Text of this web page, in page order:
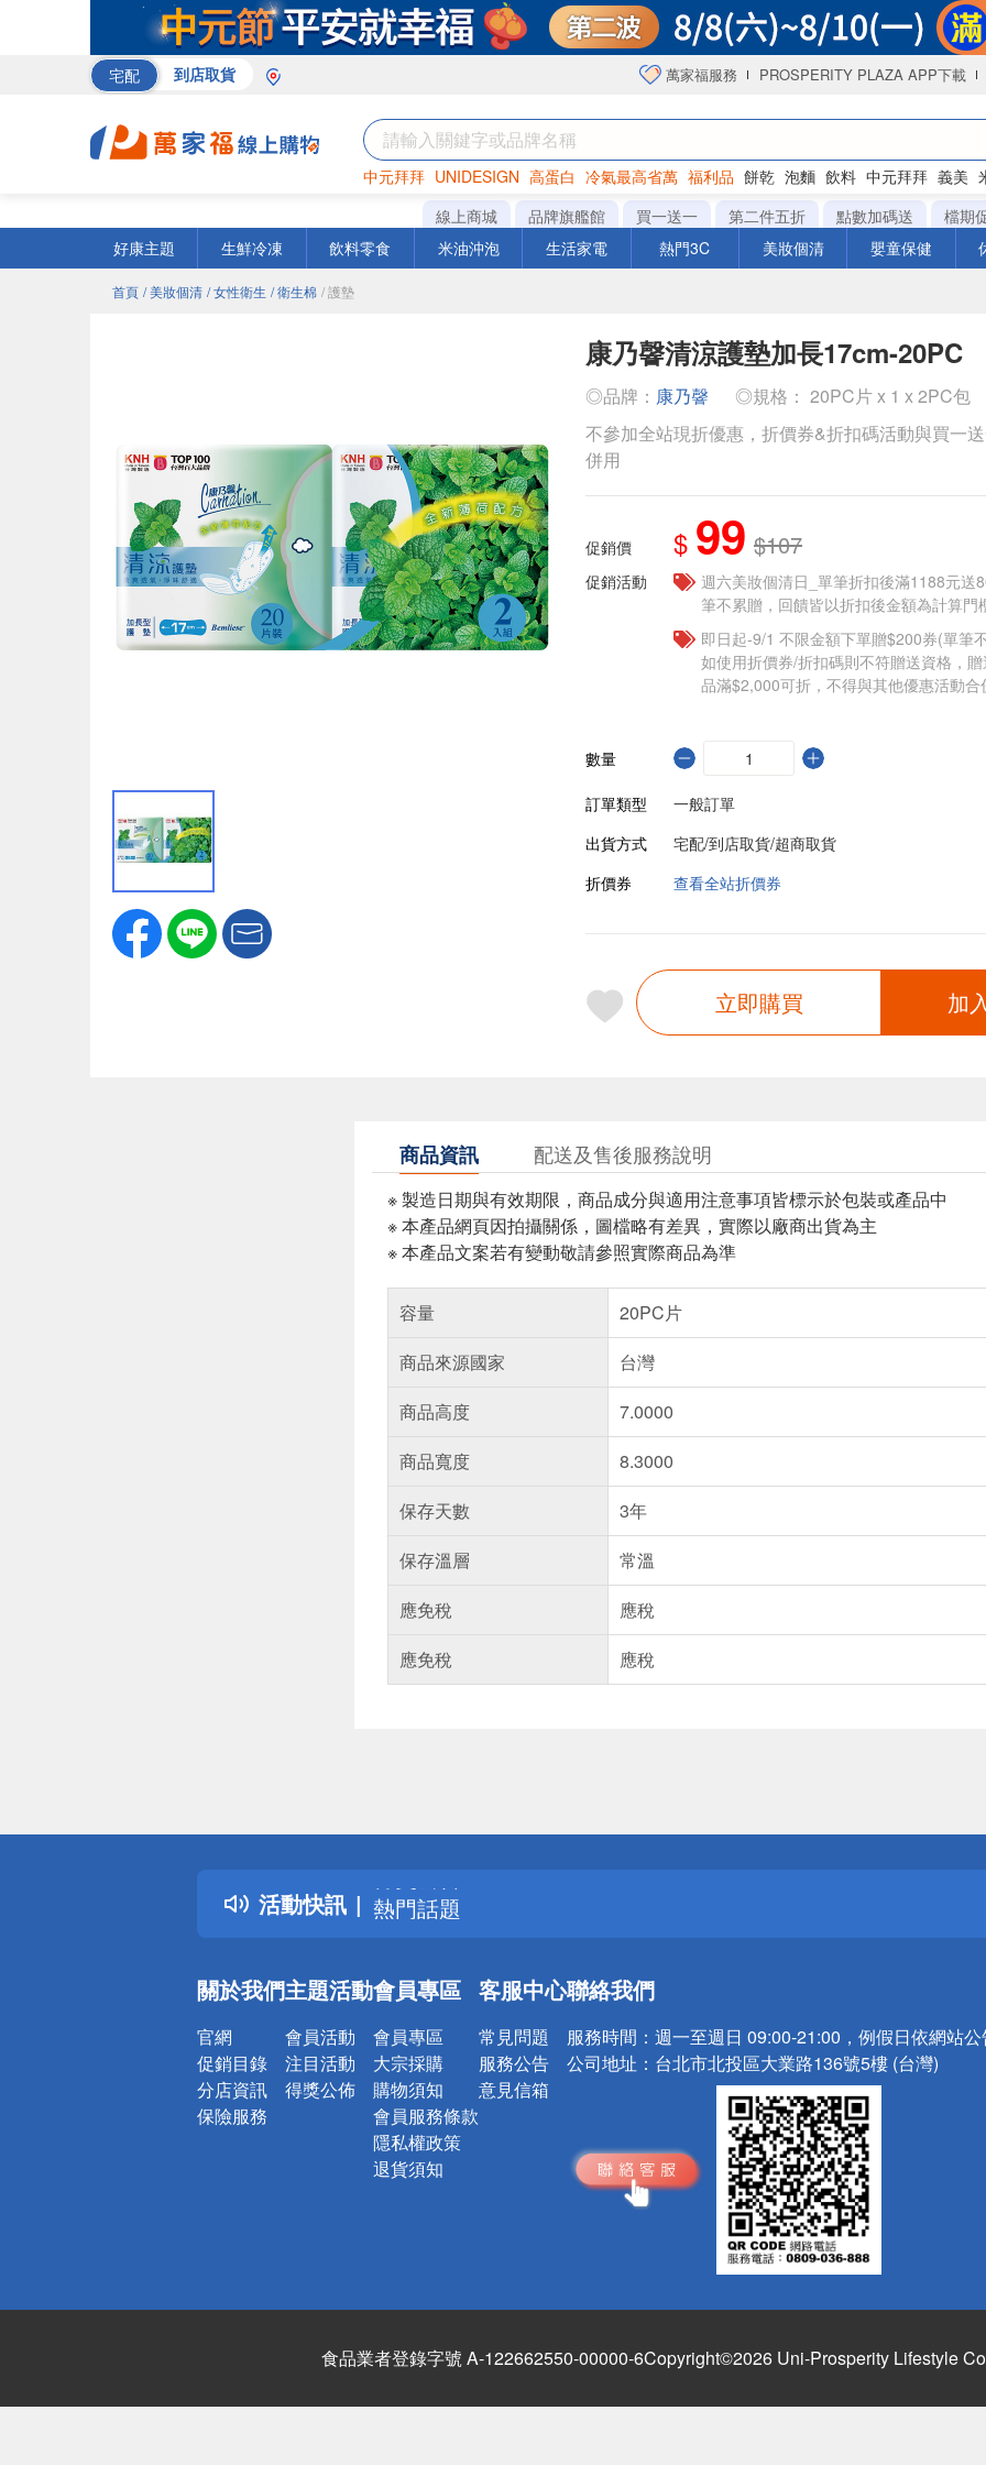
宅配 到店取貨 萬家福服務 PROSPERITY PLAZA APP下載
中元拜拜 UNIDESIGN 高蛋白 冷氣最高省萬 福利品 餅乾 泡麵 飲料 中元拜拜 義美
罐頭 咖啡 海苔
線上商城 品牌旗艦館 買一送一 第二件五折 點數加碼送
檔期
好康主題
生鮮冷凍 飲料零食 米油沖泡 生活家電 熱門3C 美妝個清 嬰童保健
首頁 / 美妝個清 / 女性衛生 / 衛生棉 / 護墊
康乃韾清涼護墊加長17cm-20PC
◎品牌： 康乃韾
◎規格： 20PC片 x 1 x 2PC包
不參加全站現折優惠，折價券&折扣碼活動與買一
併用
促銷價 $ 99 $107
促銷活動
週六美妝個清日_單筆折扣後滿1188元送
筆不累贈，回饋皆以折扣後金額為計算門
即日起-9/1 不限金額下單贈$200券(單筆
如使用折價券/折扣碼則不符贈送資格，
品滿$2,000可折，不得與其他優惠活動合
數量
訂單類型
一般訂單
出貨方式
宅配/到店取貨/超商取貨
折價券
查看全站折價券
立即購買 加
商品資訊 配送及售後服務說明
※ 製造日期與有效期限，商品成分與適用注意事項皆標示於包裝或產品中
※ 本產品網頁因拍攝關係，圖檔略有差異，實際以廠商出貨為主
※ 本產品文案若有變動敬請參照實際商品為準
容量
20PC片
商品來源國家
台灣
商品高度
7.0000
商品寬度
8.3000
保存天數
3年
保存溫層
常溫
應免稅
應稅
應免稅
應稅
活動快訊
詐騙網頁！請小心！
得獎公告
熱門話題
銀行優惠
詐騙網頁！請小心！
關於我們
官網
促銷目錄
分店資訊
保險服務
主題活動
會員活動
注目活動
得獎公佈
會員專區
會員專區
大宗採購
購物須知
會員服務條款
隱私權政策
退貨須知
客服中心
常見問題
服務公告
意見信箱
聯絡我們
服務時間： 週一至週日 09:00-21:00，例假日依網站
公司地址： 台北市北投區大業路136號5樓 (台灣)
食品業者登錄字號 A-122662550-00000-6Copyright©2026 Uni-Prosperity Lifestyle